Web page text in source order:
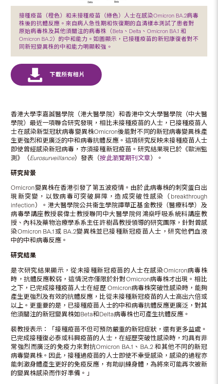
接種疫苗（橙色）和未接種疫苗（綠色）人士在感染Omicron BA.2病毒
株後的抗體反應。來自病人急性期和恢復期的血清樣本測試了患者對
原始病毒株及其他須關注的病毒株（Beta、Delta、Omicron BA.1 和
Omicron BA.2）的中和能力。如圖顯示，已接種疫苗的新冠康復者對不
同新冠變異株的中和能力明顯較強。
香港大學李嘉誠醫學院（港大醫學院）和香港中文大學醫學院（中大醫
學院）最近一項聯合研究發現，相比未接種疫苗的人士，已接種疫苗人
士在感染新型冠狀病毒變異株Omicron後能對不同的新冠病毒變異株產
生更強烈和更廣泛的中和病毒抗體反應。這項研究反映未接種疫苗人士
即使曾經感染新冠病毒，亦須接種新冠疫苗。研究結果現已於《歐洲監
測》（Eurosurveillance）發表（按此瀏覽期刊文章）。
研究背景
Omicron變異株在香港引發了第五波疫情。由於此病毒株的刺突蛋白出
現新突變，以致病毒可突破屏障，造成突破性感染（breakthrough
infection）。港大醫學院公共衞生學院譚華正基金教授（醫療科學）及
病毒學講座教授裴偉士教授聯同中大醫學院何鴻燊呼吸系統科講座教
授、內科及藥物治療學系系主任許樹昌教授領導的研究團隊，針對曾感
染Omicron BA.1或 BA.2變異株並已接種新冠疫苗人士，研究他們血液
中的中和病毒反應。
研究結果
是次研究結果顯示，從未接種新冠疫苗的人士在感染Omicron病毒株
時，抗體反應較弱，這情況亦僅限於針對Omicron病毒株才出現。相比
之下，已完成接種疫苗人士在經歷 Omicron病毒株突破性感染時，能夠
產生更強烈及有效的抗體反應，比從未接種新冠疫苗的人士高出六倍或
以上。更重要的是，已接種疫苗人士的中和病毒抗體反應更廣泛，對其
他須關注的新冠變異株如Beta和Delta病毒株也可產生抗體反應。
裴教授表示：「接種疫苗不但可預防嚴重的新冠症狀，還有更多益處。
已完成接種復必泰或科興疫苗的人士，在經歷突破性感染時，均具有非
常強烈而廣泛的免疫力來對抗Omicron BA.1、BA.2 和其他不同的新冠
病毒變異株。因此，接種過疫苗的人士即使不幸受感染，感染的過程亦
能刺激身體產生更好的免疫反應，有助訓練身體，為將來可能再次被新
的變異株感染而作好準備。」